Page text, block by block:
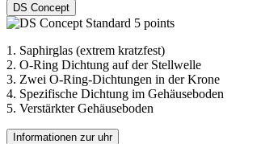
DS Concept
1. Saphirglas (extrem kratzfest)
2. O-Ring Dichtung auf der Stellwelle
3. Zwei O-Ring-Dichtungen in der Krone
4. Spezifische Dichtung im Gehäuseboden
5. Verstärkter Gehäuseboden
Informationen zur uhr